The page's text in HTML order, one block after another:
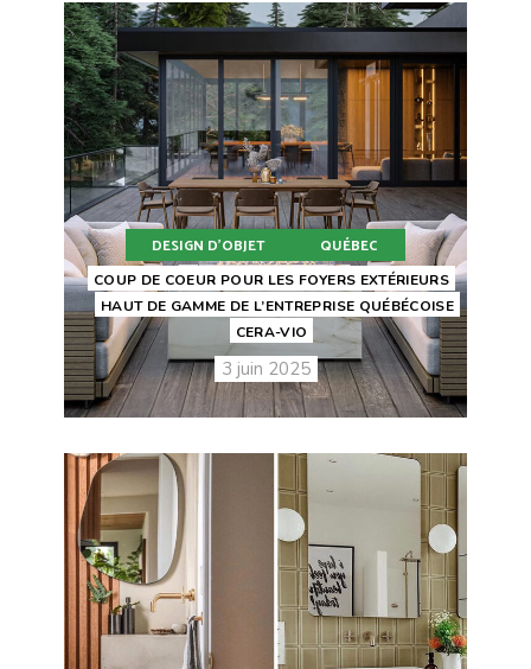
DESIGN D'OBJET QUÉBEC
COUP DE COEUR POUR LES FOYERS EXTÉRIEURS
HAUT DE GAMME DE L’ENTREPRISE QUÉBÉCOISE
CERA-VIO
3 juin 2025